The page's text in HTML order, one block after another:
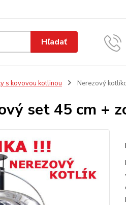
Hľadať
s kovovou kotlinou Nerezový
set 45 cm +